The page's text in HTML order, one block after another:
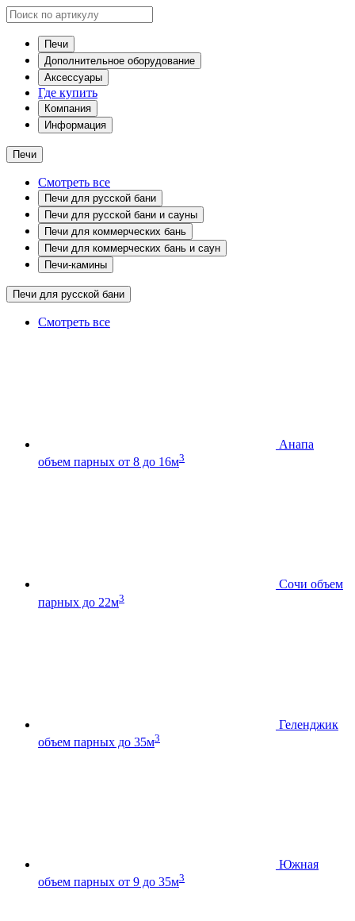
Печи
Дополнительное оборудование
Аксессуары
Где купить
Компания
Информация
Печи
Смотреть все
Печи для русской бани
Печи для русской бани и сауны
Печи для коммерческих бань
Печи для коммерческих бань и саун
Печи-камины
Печи для русской бани
Смотреть все
Анапа
объем парных от 8 до 16м3
Сочи объем
парных до 22м3
Геленджик
объем парных до 35м3
Южная
объем парных от 9 до 35м3